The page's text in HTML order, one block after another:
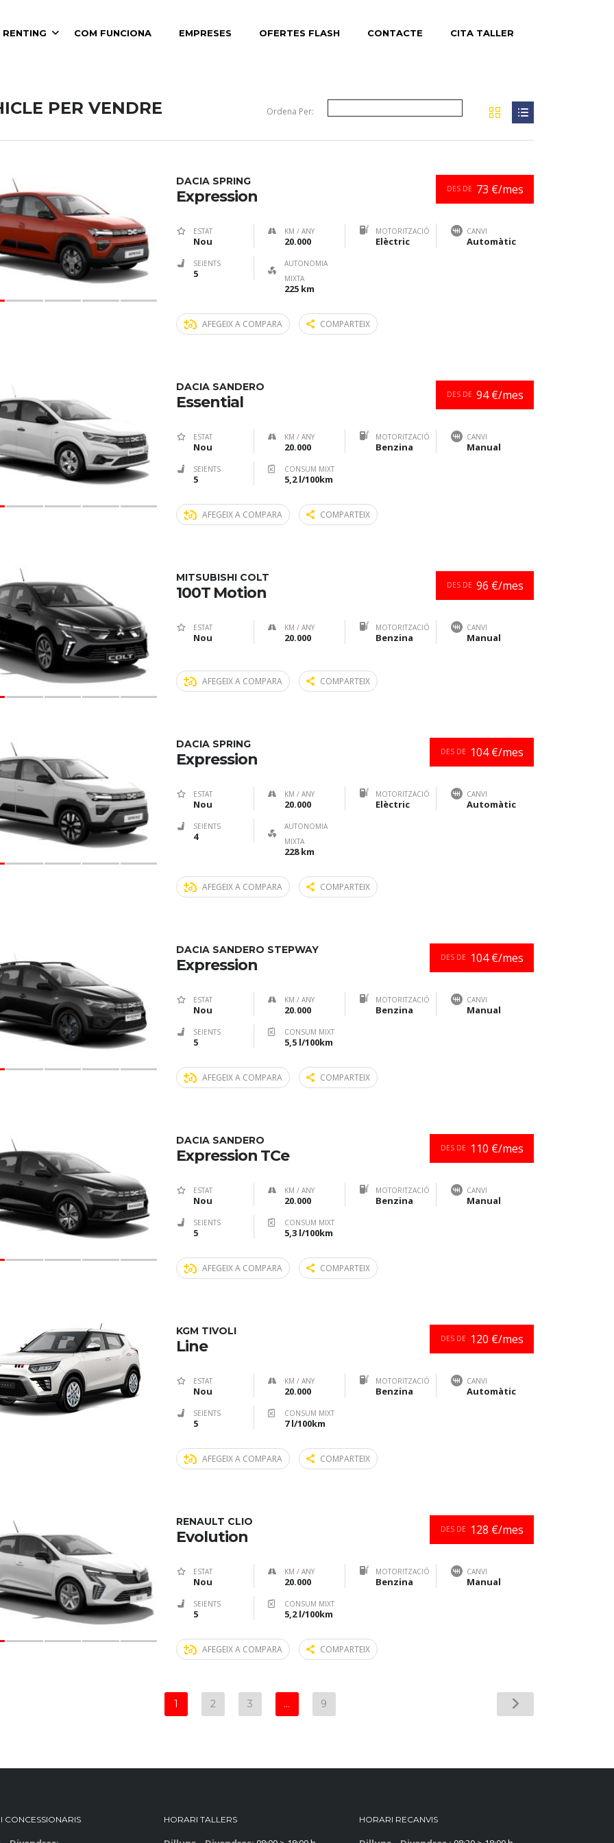
RENTING COM FUNCIONA EMPRESES OFERTES FLASH CONTACTE CITA TALLER
PER VENDRE Ordena Per:
DES DE 73 €/mes
DACIA SPRING
Expression
ESTAT
Nou
KM / ANY
20.000
MOTORITZACIÓ
Elèctric
CANVI
Automàtic
SEIENTS
5
AUTONOMIA
MIXTA
225 km
AFEGEIX A COMPARA COMPARTEIX
DES DE 94 €/mes
DACIA SANDERO
Essential
ESTAT
Nou
KM / ANY
20.000
MOTORITZACIÓ
Benzina
CANVI
Manual
SEIENTS
5
CONSUM MIXT
5,2 l/100km
AFEGEIX A COMPARA COMPARTEIX
DES DE 96 €/mes
MITSUBISHI COLT
100T Motion
ESTAT
Nou
KM / ANY
20.000
MOTORITZACIÓ
Benzina
CANVI
Manual
AFEGEIX A COMPARA COMPARTEIX
DES DE 104 €/mes
DACIA SPRING
Expression
ESTAT
Nou
KM / ANY
20.000
MOTORITZACIÓ
Elèctric
CANVI
Automàtic
SEIENTS
4
AUTONOMIA
MIXTA
228 km
AFEGEIX A COMPARA COMPARTEIX
DES DE 104 €/mes
DACIA SANDERO STEPWAY
Expression
ESTAT
Nou
KM / ANY
20.000
MOTORITZACIÓ
Benzina
CANVI
Manual
SEIENTS
5
CONSUM MIXT
5,5 l/100km
AFEGEIX A COMPARA COMPARTEIX
DES DE 110 €/mes
DACIA SANDERO
Expression TCe
ESTAT
Nou
KM / ANY
20.000
MOTORITZACIÓ
Benzina
CANVI
Manual
SEIENTS
5
CONSUM MIXT
5,3 l/100km
AFEGEIX A COMPARA COMPARTEIX
DES DE 120 €/mes
KGM TIVOLI
Line
ESTAT
Nou
KM / ANY
20.000
MOTORITZACIÓ
Benzina
CANVI
Automàtic
SEIENTS
5
CONSUM MIXT
7 l/100km
AFEGEIX A COMPARA COMPARTEIX
DES DE 128 €/mes
RENAULT CLIO
Evolution
ESTAT
Nou
KM / ANY
20.000
MOTORITZACIÓ
Benzina
CANVI
Manual
SEIENTS
5
CONSUM MIXT
5,2 l/100km
AFEGEIX A COMPARA COMPARTEIX
1 2 3 … 9
CONCESSIONARIS HORARI TALLERS HORARI RECANVIS